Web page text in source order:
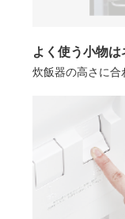
よく使う小物
炊飯器の高さに合